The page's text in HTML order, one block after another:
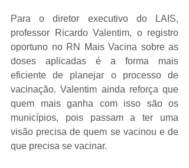
Para o diretor executivo do LAIS,
professor Ricardo Valentim, o registro
oportuno no RN Mais Vacina sobre as
doses aplicadas é a forma mais
eficiente de planejar o processo de
vacinação. Valentim ainda reforça que
quem mais ganha com isso são os
municípios, pois passam a ter uma
visão precisa de quem se vacinou e de
que precisa se vacinar.